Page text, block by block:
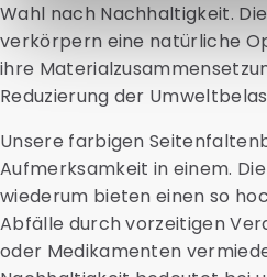
Wahl nach Nachhaltigkeit.
verkörpern eine natürliche
ihre
Reduzierung der
Unsere farbigen
Aufmerksamkeit in einem.
wiederum bieten einen so
Abfälle durch vorzeitigen
oder Medikamenten